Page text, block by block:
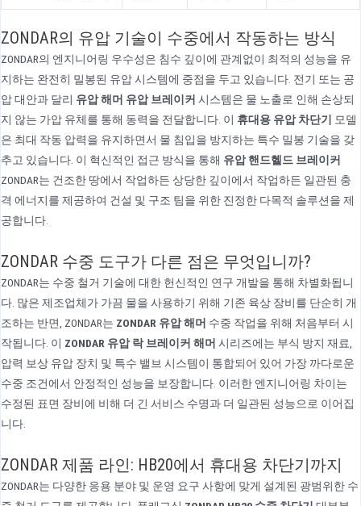
ZONDAR의 유압 기술이 수중에서 작동하는 방식
ZONDAR의 엔지니어링 우수성은 침수 깊이에 관계없이 최적의 성능을 유
지하는 완전히 밀봉된 유압 시스템에 중점을 두고 있습니다. 전기 또는 공
압 대안과 달리 유압 해머 유압 브레이커 시스템은 물 노출로 인해 손상되
지 않는 가압 유체를 통해 동력을 전달합니다. 이 휴대용 유압 차단기
모델
은 최대 작동 압력을 유지하면서 물 침입을 방지하는 특수 밀봉 기술을 갖
추고 있습니다. 이 혁신적인 접근 방식을 통해 유압 핸드헬드 브레이커
ZONDAR는 건조한 땅에서 작업하든 상당한 깊이에서 작업하든 일관된 충
격 에너지를 제공하여 건설 및 구조 팀을 위한 진정한 다목적 솔루션을 제
공합니다.
ZONDAR 수중 도구가 다른 점은 무엇입니까?
ZONDAR는 수중 철거 기술에 대한 헌신적인 연구 개발을 통해 차별화됩니
다. 많은 제조업체가 가끔 물을 사용하기 위해 기존 육상 장비를 단순히 개
조하는 반면, ZONDAR는 ZONDAR 유압 해머 수중 작업을 위해 처음부터 시
작됩니다. 이 ZONDAR 유압 락 브레이커 해머 시리즈에는 부식 방지 재료,
압력 보상 유압 장치 및 특수 밸브 시스템이 통합되어 있어 가장 까다로운
수중 조건에서 안정적인 성능을 보장합니다. 이러한 엔지니어링 차이는
수정된 표면 장비에 비해 더 긴 서비스 수명과 더 일관된 성능으로 이어집
니다.
ZONDAR 제품 라인: HB20에서 휴대용 차단기까지
ZONDAR는 다양한 응용 분야 및 운영 요구 사항에 맞게 설계된 광범위한 수